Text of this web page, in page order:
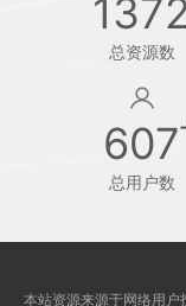
总资源数
607
总用户数
本站资源来源于网络用户